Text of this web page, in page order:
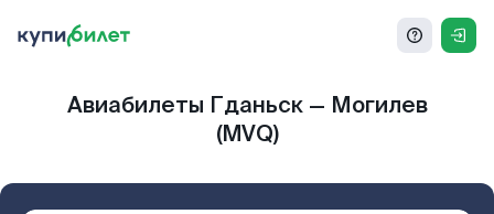
Авиабилеты Гданьск — Могилев
(MVQ)